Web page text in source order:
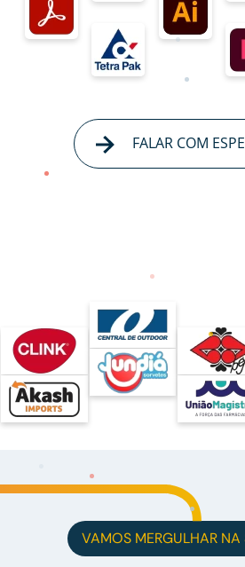
FALAR COM
VAMOS MERGULHAR NA